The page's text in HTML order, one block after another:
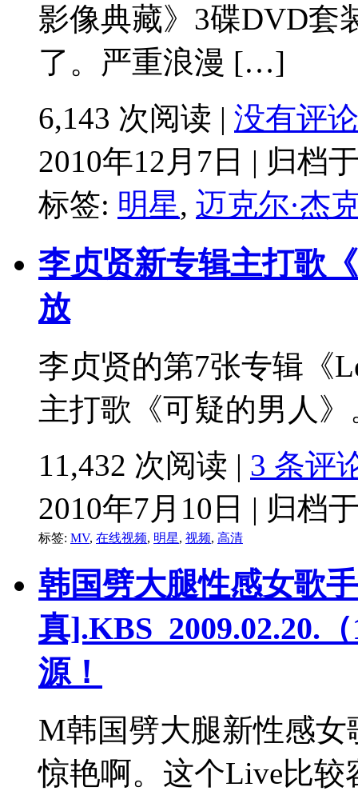
影像典藏》3碟DVD套
了。严重浪漫 […]
6,143 次阅读 | 没有评论
2010年12月7日 | 归档
标签: 明星, 迈克尔·杰
李贞贤新专辑主打歌
放
李贞贤的第7张专辑《
主打歌《可疑的男人
11,432 次阅读 | 3 条评
2010年7月10日 | 归档
标签: MV, 在线视频, 明星, 视频, 高清
韩国劈大腿性感女歌
真].KBS_2009.02.20.
源！
M韩国劈大腿新性感
惊艳啊。这个Live比